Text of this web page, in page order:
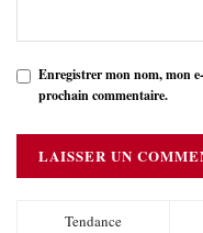
Enregistrer mon nom, mon
prochain commentaire.
Tendance